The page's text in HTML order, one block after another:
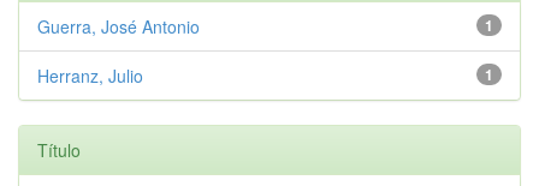
1
Guerra, José Antonio
1
Herranz, Julio
Título